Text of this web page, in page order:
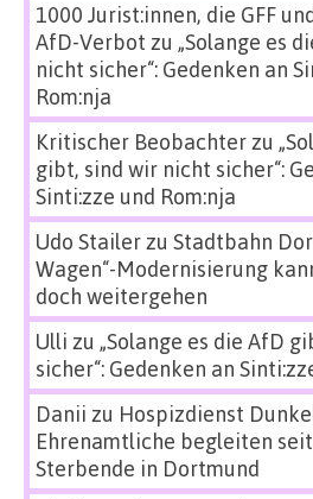
1000 Jurist:innen, die GFF
AfD-Verbot zu „Solange es
nicht sicher“: Gedenken an
Rom:nja
Kritischer Beobachterzu
gibt, sind wir nicht sicher“:
Sinti:zze und Rom:nja
Udo Stailerzu Stadtbahn
Wagen“-Modernisierung
doch weitergehen
Ulli zu „Solange es die AfD
sicher“: Gedenken an
Danii zu Hospizdienst
Ehrenamtliche begleiten
Sterbende in Dortmund